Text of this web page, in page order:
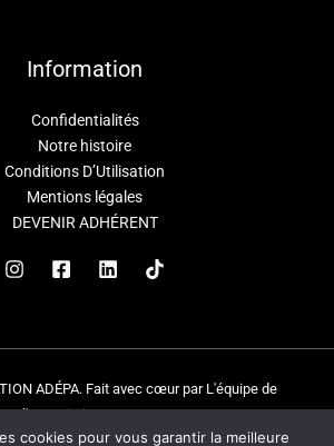
Information
Confidentialités
Notre histoire
Conditions D’Utilisation
Mentions légales
DEVENIR ADHÉRENT
ADÉPA. Fait avec cœur par L'équipe de
l'association ADEPA
cookies pour vous garantir la meilleure